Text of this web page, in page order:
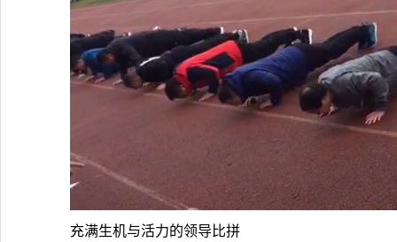
充满生机与活力的领导比拼